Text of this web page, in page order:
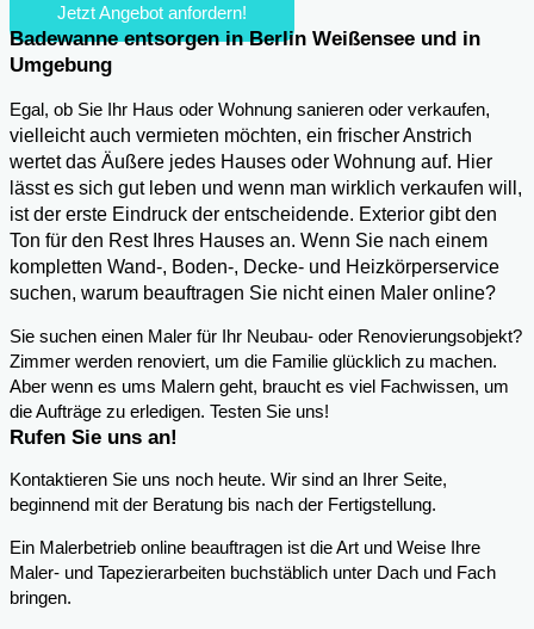
Jetzt Angebot anfordern!
Badewanne entsorgen in Berlin Weißensee und in
Umgebung
Egal, ob Sie Ihr Haus oder Wohnung sanieren oder verkaufen,
vielleicht auch vermieten möchten, ein frischer Anstrich
wertet das Äußere jedes Hauses oder Wohnung auf. Hier
lässt es sich gut leben und wenn man wirklich verkaufen will,
ist der erste Eindruck der entscheidende. Exterior gibt den
Ton für den Rest Ihres Hauses an. Wenn Sie nach einem
kompletten Wand-, Boden-, Decke- und Heizkörperservice
suchen, warum beauftragen Sie nicht einen Maler online?
Sie suchen einen Maler für Ihr Neubau- oder Renovierungsobjekt?
Zimmer werden renoviert, um die Familie glücklich zu machen.
Aber wenn es ums Malern geht, braucht es viel Fachwissen, um
die Aufträge zu erledigen. Testen Sie uns!
Rufen Sie uns an!
Kontaktieren Sie uns noch heute. Wir sind an Ihrer Seite,
beginnend mit der Beratung bis nach der Fertigstellung.
Ein Malerbetrieb online beauftragen ist die Art und Weise Ihre
Maler- und Tapezierarbeiten buchstäblich unter Dach und Fach
bringen.